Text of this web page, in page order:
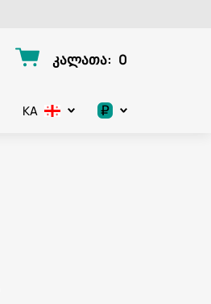
კალათა: 0
KA ₽